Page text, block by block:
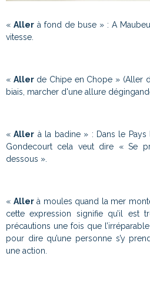
« Aller à fond de buse » : A
vitesse.
« Allerde Chipe en Chope » (Aller
biais, marcher d'une allure
«Aller à la badine » : Dans le
Gondecourt cela veut dire « Se
dessous ».
« Allerà moules quand la mer
cette expression signifie qu’il est
précautions une fois que
pour dire qu’une personne s’y
une action.